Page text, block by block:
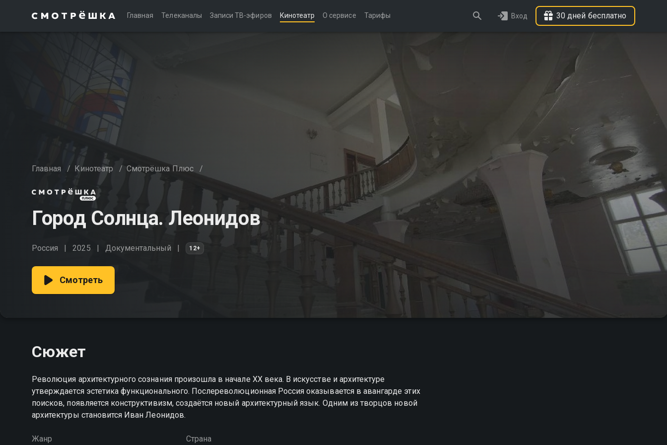
Главная Телеканалы Записи ТВ-эфиров Кинотеатр О сервисе Тарифы Вход 30 дней бесплатно
Главная / Кинотеатр / Смотрёшка Плюс /
Город Солнца. Леонидов
Россия 2025 Документальный 12+
Смотреть
Сюжет
Революция архитектурного сознания произошла в начале XX века. В искусстве и архитектуре
утверждается эстетика функционального. Послереволюционная Россия оказывается в авангарде этих
поисков, появляется конструктивизм, создаётся новый архитектурный язык. Одним из творцов новой
архитектуры становится Иван Леонидов.
Жанр Страна